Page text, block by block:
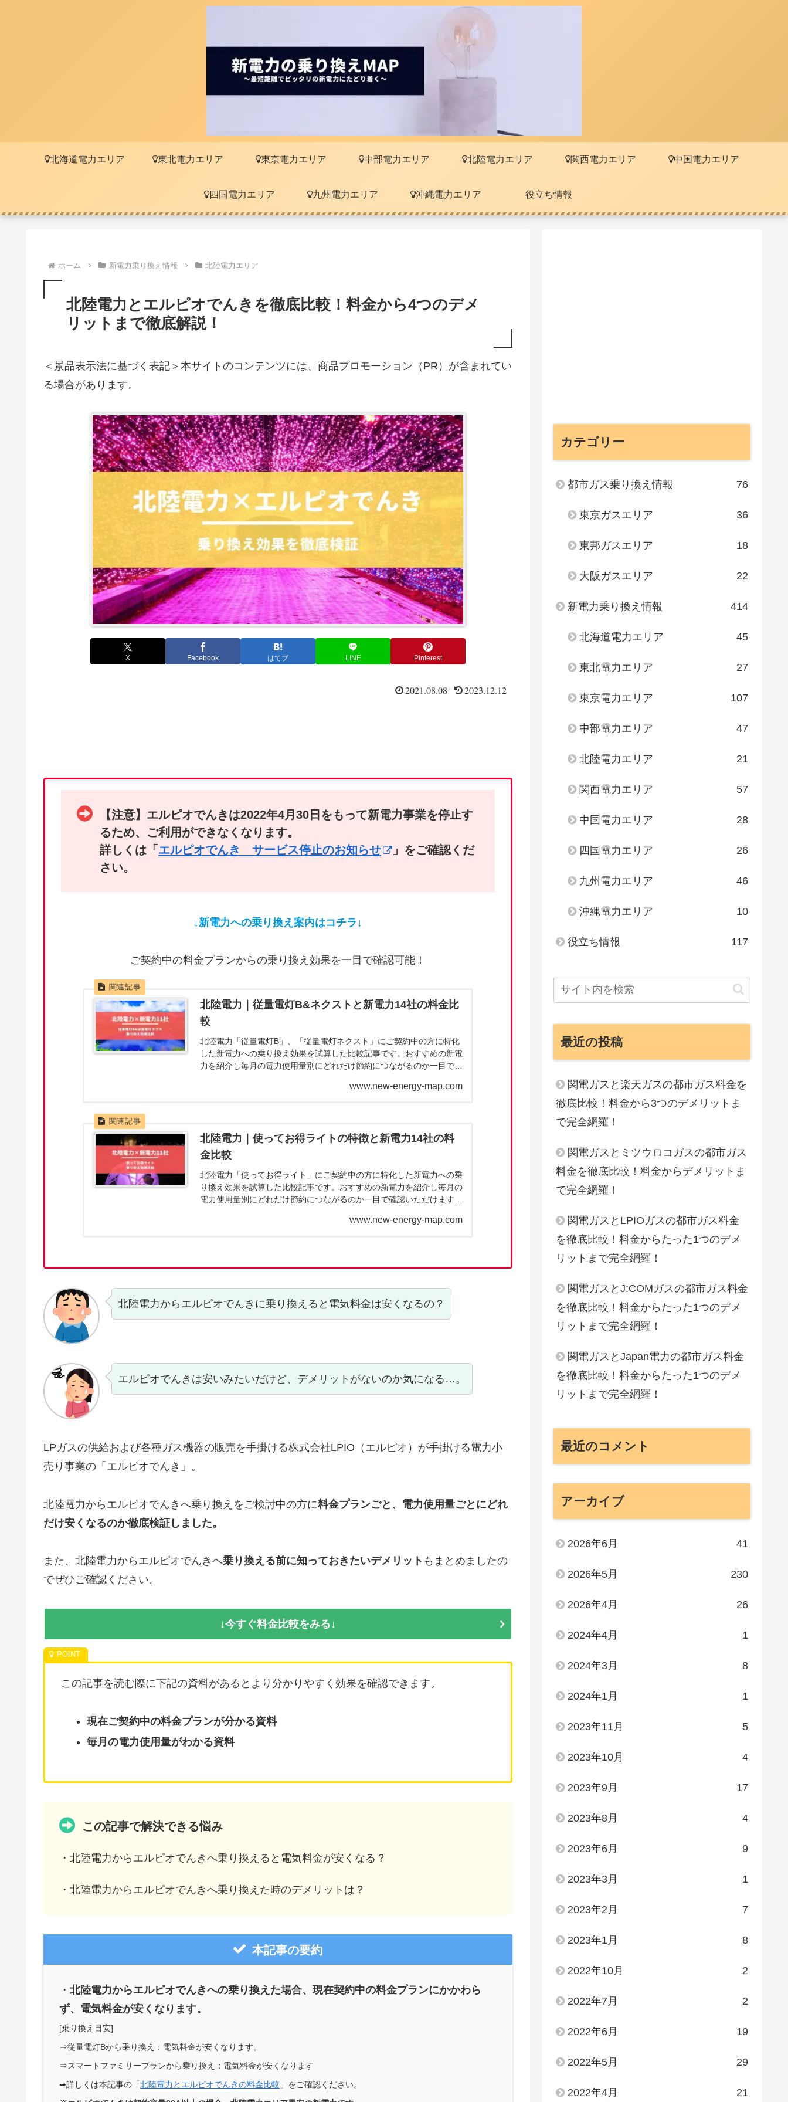
北海道電力エリア 東北電力エリア 東京電力エリア 中部電力エリア 北陸電力エリア 関西電力エリア 中国電力エリア
四国電力エリア 九州電力エリア 沖縄電力エリア 役立ち情報
ホーム 新電力乗り換え情報 北陸電力エリア
北陸電力とエルピオでんきを徹底比較！料金から4つのデメ
リットまで徹底解説！
＜景品表示法に基づく表記＞本サイトのコンテンツには、商品プロモーション（PR）が含まれてい
る場合があります。
X Facebook はてブ LINE Pinterest
2021.08.08 2023.12.12
【注意】エルピオでんきは2022年4月30日をもって新電力事業を停止す
るため、ご利用ができなくなります。
詳しくは「エルピオでんき サービス停止のお知らせ
」をご確認くだ
さい。
↓新電力への乗り換え案内はコチラ↓
ご契約中の料金プランからの乗り換え効果を一目で確認可能！
北陸電力｜従量電灯B&ネクストと新電力14社の料金比
較
北陸電力「従量電灯B」、「従量電灯ネクスト」にご契約中の方に特化
した新電力への乗り換え効果を試算した比較記事です。おすすめの新電
力を紹介し毎月の電力使用量別にどれだけ節約につながるのか一目で確
た。このようなことが無いように乗り換え前に当記事で料金を確認くだ
www.new-energy-map.com
北陸電力｜使ってお得ライトの特徴と新電力14社の料
金比較
北陸電力「使ってお得ライト」にご契約中の方に特化した新電力への乗
り換え効果を試算した比較記事です。おすすめの新電力を紹介し毎月の
電力使用量別にどれだけ節約につながるのか一目で確認いただけます。
が無いように乗り換え前に当記事で料金を確認ください。
www.new-energy-map.com
北陸電力からエルピオでんきに乗り換えると電気料金は安くなるの？
エルピオでんきは安いみたいだけど、デメリットがないのか気になる…。
LPガスの供給および各種ガス機器の販売を手掛ける株式会社LPIO（エルピオ）が手掛ける電力小
売り事業の「エルピオでんき」。
北陸電力からエルピオでんきへ乗り換えをご検討中の方に料金プランごと、電力使用量ごとにどれ
だけ安くなるのか徹底検証しました。
また、北陸電力からエルピオでんきへ乗り換える前に知っておきたいデメリット もまとめましたの
でぜひご確認ください。
↓今すぐ料金比較をみる↓
この記事を読む際に下記の資料があるとより分かりやすく効果を確認できます。
現在ご契約中の料金プランが分かる資料
毎月の電力使用量がわかる資料
この記事で解決できる悩み
・北陸電力からエルピオでんきへ乗り換えると電気料金が安くなる？
・北陸電力からエルピオでんきへ乗り換えた時のデメリットは？
本記事の要約
・ 北陸電力からエルピオでんきへの乗り換えた場合、現在契約中の料金プランにかかわら
ず、電気料金が安くなります。
[乗り換え目安]
⇒従量電灯Bから乗り換え：電気料金が安くなります。
⇒スマートファミリープランから乗り換え：電気料金が安くなります
➡詳しくは本記事の「北陸電力とエルピオでんきの料金比較 」をご確認ください。
カテゴリー
都市ガス乗り換え情報 76
東京ガスエリア 36
東邦ガスエリア 18
大阪ガスエリア 22
新電力乗り換え情報 414
北海道電力エリア 45
東北電力エリア 27
東京電力エリア 107
中部電力エリア 47
北陸電力エリア 21
関西電力エリア 57
中国電力エリア 28
四国電力エリア 26
九州電力エリア 46
沖縄電力エリア 10
役立ち情報 117
最近の投稿
関電ガスと楽天ガスの都市ガス料金を
徹底比較！料金から3つのデメリットま
で完全網羅！
関電ガスとミツウロコガスの都市ガス
料金を徹底比較！料金からデメリットま
で完全網羅！
関電ガスとLPIOガスの都市ガス料金
を徹底比較！料金からたった1つのデメ
リットまで完全網羅！
関電ガスとJ:COMガスの都市ガス料金
を徹底比較！料金からたった1つのデメ
リットまで完全網羅！
関電ガスとJapan電力の都市ガス料金
を徹底比較！料金からたった1つのデメ
リットまで完全網羅！
最近のコメント
アーカイブ
2026年6月 41
2026年5月 230
2026年4月 26
2024年4月 1
2024年3月 8
2024年1月 1
2023年11月 5
2023年10月 4
2023年9月 17
2023年8月 4
2023年6月 9
2023年3月 1
2023年2月 7
2023年1月 8
2022年10月 2
2022年7月 2
2022年6月 19
2022年5月 29
2022年4月 21